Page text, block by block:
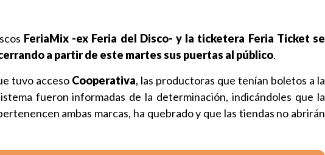
FeriaMix -ex Feria del Disco- y la ticketera Feria Ticket se
a partir de este martes sus puertas al público.
tuvo acceso Cooperativa, las productoras que tenían boletos a la
fueron informadas de la determinación, indicándoles que la
ambas marcas, ha quebrado y que las tiendas no abrirán